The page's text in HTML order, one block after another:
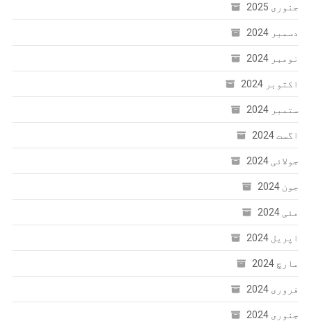
جنوری 2025
دسمبر 2024
نومبر 2024
اکتوبر 2024
ستمبر 2024
اگست 2024
جولائی 2024
جون 2024
مئی 2024
اپریل 2024
مارچ 2024
فروری 2024
جنوری 2024